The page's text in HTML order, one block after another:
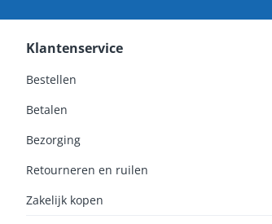
Klantenservice
Bestellen
Betalen
Bezorging
Retourneren en ruilen
Zakelijk kopen